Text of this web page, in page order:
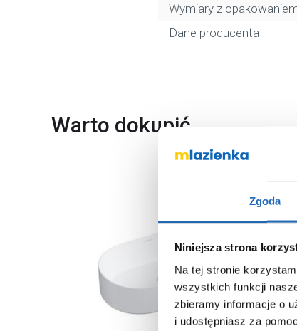
Zgoda
Niniejsza strona
Na tej stronie
wszystkich funkcji
zbieramy informacje o
i udostępniasz za
Wymiary z
Dane producenta
Warto dokupić